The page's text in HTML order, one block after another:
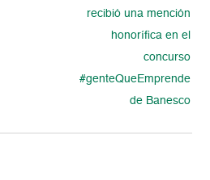
recibió una mención
honorífica en el
concurso
#genteQueEmprende
de Banesco